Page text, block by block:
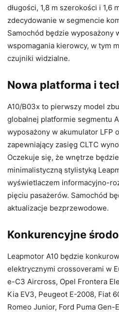
długości, 1,8 m szerokości i 1,6
zdecydowanie w segmencie
Samochód będzie wyposażony
wspomagania kierowcy, w tym
czujniki widzialne.
Nowa platforma i
A10/B03x to pierwszy model
globalnej platformie segmentu
wyposażony w akumulator LFP
zapewniający zasięg CLTC
Oczekuje się, że wnętrze
minimalistyczną stylistyką
wyświetlaczem informacyjno-
pięciu pasażerów. Samochód
aktualizacje bezprzewodowe.
Konkurencyjne
Leapmotor A10 będzie
elektrycznymi crossoverami w
e-C3 Aircross, Opel Frontera
Kia EV3, Peugeot E-2008, Fiat
Romeo Junior, Ford Puma Gen-